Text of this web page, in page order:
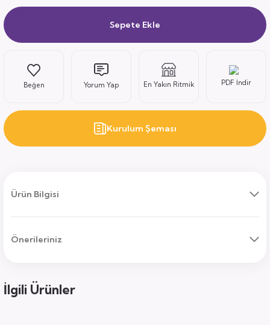
Sepete Ekle
Yorum Yap En Yakın Ritmik PDF İndir
Kurulum Şeması
Ürün Bilgisi
Önerileriniz
İlgili Ürünler